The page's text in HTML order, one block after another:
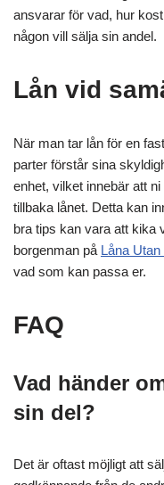
ansvarar för vad, hur
någon vill sälja sin andel.
Lån vid
När man tar lån för en
parter förstår sina
enhet, vilket innebär att
tillbaka lånet. Detta kan
bra tips kan vara att kika
borgenman på Låna
vad som kan passa er.
FAQ
Vad händer
sin del?
Det är oftast möjligt att